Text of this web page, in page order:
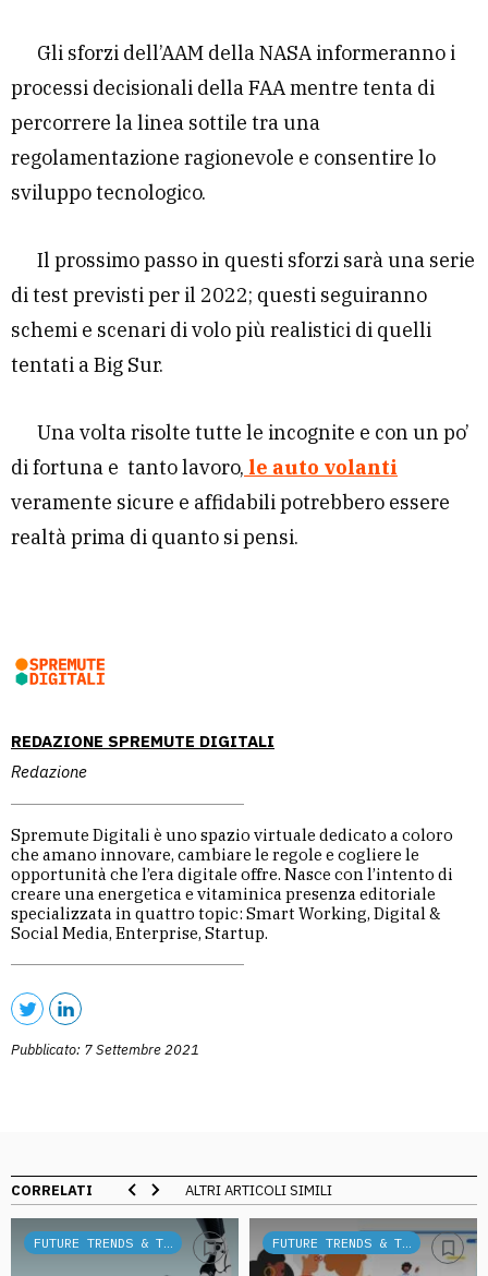
REDAZIONE SPREMUTE DIGITALI
Redazione
Spremute Digitali è uno spazio virtuale dedicato a coloro
che amano innovare, cambiare le regole e cogliere le
opportunità che l’era digitale offre. Nasce con l’intento di
creare una energetica e vitaminica presenza editoriale
specializzata in quattro topic: Smart Working, Digital &
Social Media, Enterprise, Startup.
Pubblicato: 7 Settembre 2021
Gli sforzi dell’AAM della NASA informeranno i
processi decisionali della FAA mentre tenta di
percorrere la linea sottile tra una
regolamentazione ragionevole e consentire lo
sviluppo tecnologico.
Il prossimo passo in questi sforzi sarà una serie
di test previsti per il 2022; questi seguiranno
schemi e scenari di volo più realistici di quelli
tentati a Big Sur.
Una volta risolte tutte le incognite e con un po’
di fortuna e tanto lavoro, le auto volanti
veramente sicure e affidabili potrebbero essere
realtà prima di quanto si pensi.
CORRELATI ALTRI ARTICOLI SIMILI
FUTURE TRENDS & TECH FUTURE TRENDS & TECH